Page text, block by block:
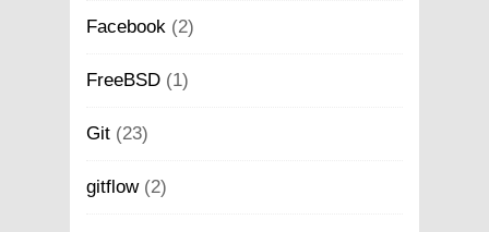
Facebook (2)
FreeBSD (1)
Git (23)
gitflow(2)